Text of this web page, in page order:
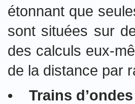
étonnant que
sont situées sur
des calculs eux-
de la distance par
• Trains